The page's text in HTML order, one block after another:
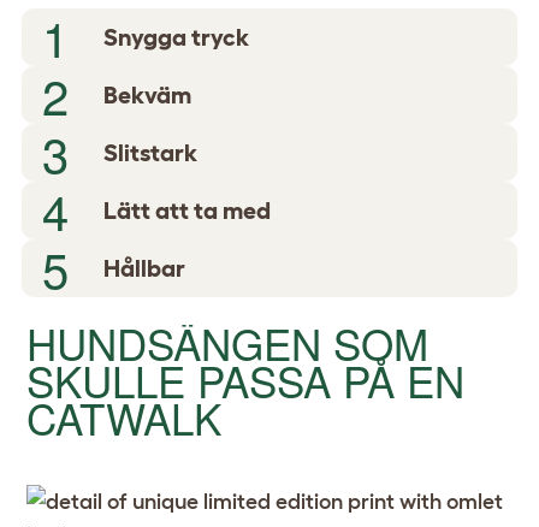
1
Snygga tryck
2 Bekväm
3 Slitstark
4 Lätt att ta med
5 Hållbar
HUNDSÄNGEN SOM
SKULLE PASSA PÅ EN
CATWALK